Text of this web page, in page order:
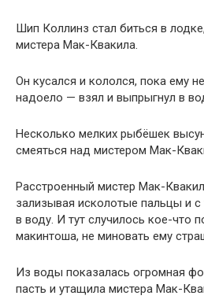
Шип Коллинз стал биться в
мистера Мак-Квакила.
Он кусался и кололся, пока ему
надоело — взял и выпрыгнул в
Несколько мелких рыбёшек
смеяться над мистером Мак-
Расстроенный мистер Мак-
зализывая исколотые пальцы и с
в воду. И тут случилось кое-что
макинтоша, не миновать ему
Из воды показалась огромная
пасть и утащила мистера Мак-